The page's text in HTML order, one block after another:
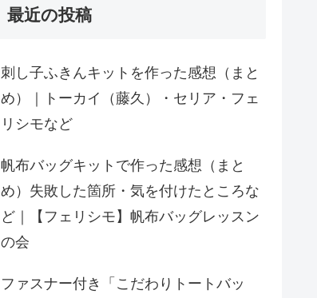
最近の投稿
刺し子ふきんキットを作った感想（まと
め）｜トーカイ（藤久）・セリア・フェ
リシモなど
帆布バッグキットで作った感想（まと
め）失敗した箇所・気を付けたところな
ど｜【フェリシモ】帆布バッグレッスン
の会
ファスナー付き「こだわりトートバッ